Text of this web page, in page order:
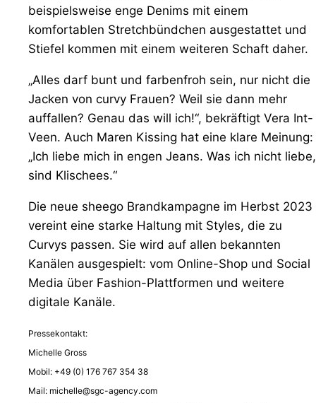
beispielsweise enge Denims mit einem
komfortablen Stretchbündchen ausgestattet und
Stiefel kommen mit einem weiteren Schaft daher.
„Alles darf bunt und farbenfroh sein, nur nicht die
Jacken von curvy Frauen? Weil sie dann mehr
auffallen? Genau das will ich!“, bekräftigt Vera Int-
Veen. Auch Maren Kissing hat eine klare Meinung:
„Ich liebe mich in engen Jeans. Was ich nicht liebe,
sind Klischees.“
Die neue sheego Brandkampagne im Herbst 2023
vereint eine starke Haltung mit Styles, die zu
Curvys passen. Sie wird auf allen bekannten
Kanälen ausgespielt: vom Online-Shop und Social
Media über Fashion-Plattformen und weitere
digitale Kanäle.
Pressekontakt:
Michelle Gross
Mobil: +49 (0) 176 767 354 38
Mail: michelle@sgc-agency.com